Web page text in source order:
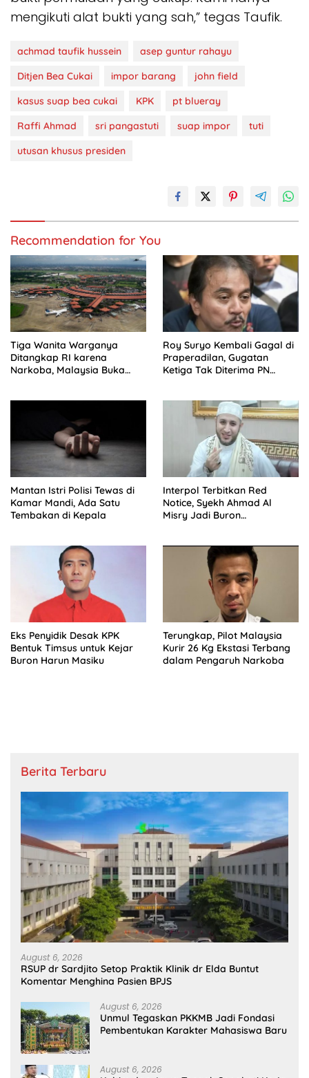
mengikuti alat bukti yang sah,” tegas Taufik.
achmad taufik hussein
asep guntur rahayu
Ditjen Bea Cukai
impor barang
john field
kasus suap bea cukai
KPK
pt blueray
Raffi Ahmad
sri pangastuti suap impor
tuti
utusan khusus presiden
Recommendation for You
Tiga Wanita Warganya
Ditangkap RI karena
Narkoba, Malaysia Buka
Roy Suryo Kembali Gagal di
Praperadilan, Gugatan
Ketiga Tak Diterima PN
Mantan Istri Polisi Tewas di
Kamar Mandi, Ada Satu
Tembakan di Kepala
Interpol Terbitkan Red
Notice, Syekh Ahmad Al
Misry Jadi Buron
Eks Penyidik Desak KPK
Bentuk Timsus untuk Kejar
Buron Harun Masiku
Terungkap, Pilot Malaysia
Kurir 26 Kg Ekstasi Terbang
dalam Pengaruh Narkoba
Berita Terbaru
August 6, 2026
RSUP dr Sardjito Setop Praktik Klinik dr Elda Buntut
Komentar Menghina Pasien BPJS
August 6, 2026
Unmul Tegaskan PKKMB Jadi Fondasi
Pembentukan Karakter Mahasiswa Baru
August 6, 2026